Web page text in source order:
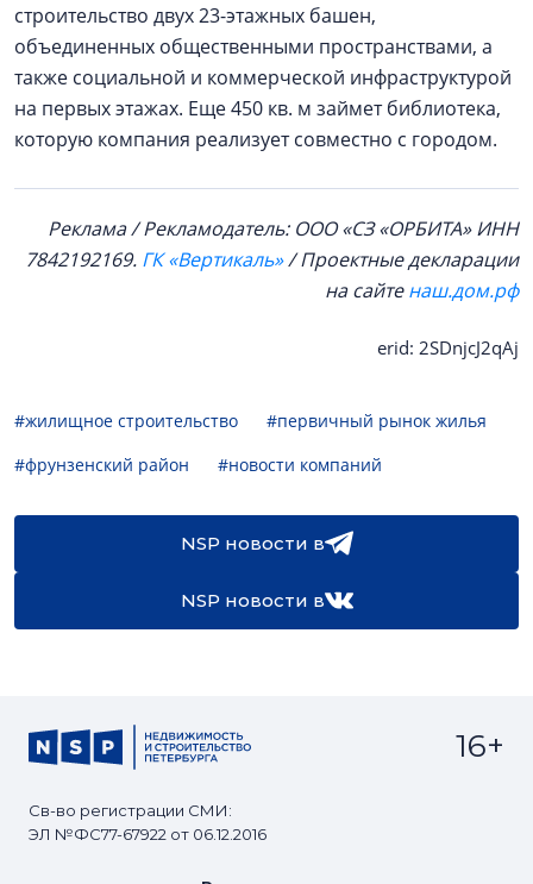
строительство двух 23-этажных башен,
объединенных общественными пространствами, а
также социальной и коммерческой инфраструктурой
на первых этажах. Еще 450 кв. м займет библиотека,
которую компания реализует совместно с городом.
Реклама / Рекламодатель: ООО «СЗ «ОРБИТА» ИНН
7842192169. ГК «Вертикаль»/ Проектные декларации
на сайтенаш.дом.рф
erid: 2SDnjcJ2qAj
#жилищное строительство
#первичный рынок жилья
#фрунзенский район
#новости компаний
NSP новости в
NSP новости в
Св-во регистрации СМИ:
ЭЛ №ФС77-67922 от 06.12.2016
16+